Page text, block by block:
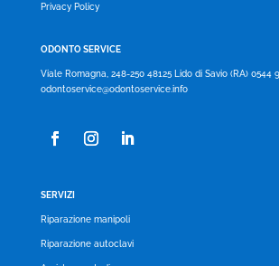
Privacy Policy
ODONTO SERVICE
Viale Romagna, 248-250 48125 Lido di Savio (RA) 0544
odontoservice@odontoservice.info
SERVIZI
Riparazione manipoli
Riparazione autoclavi